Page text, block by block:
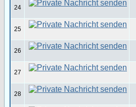
24
25
26
27
28